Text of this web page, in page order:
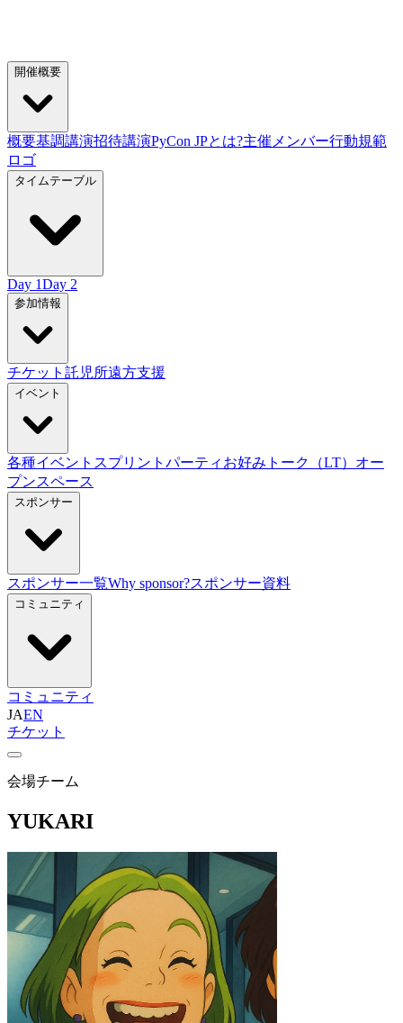
開催概要
概要基調講演招待講演PyCon JPとは?主催メンバー行動規範
ロゴ
タイムテーブル
Day 1Day 2
参加情報
チケット 託児所遠方支援
イベント
各種イベント スプリント パーティ お好みトーク（LT） オー
プンスペース
スポンサー
スポンサー一覧Why sponsor?スポンサー資料
コミュニティ
コミュニティ
JAEN
チケット
会場チーム
YUKARI